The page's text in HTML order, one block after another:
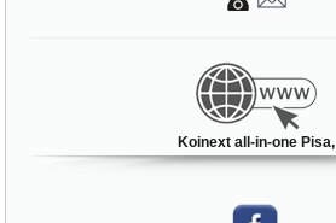
Koinext all-in-one Pisa,